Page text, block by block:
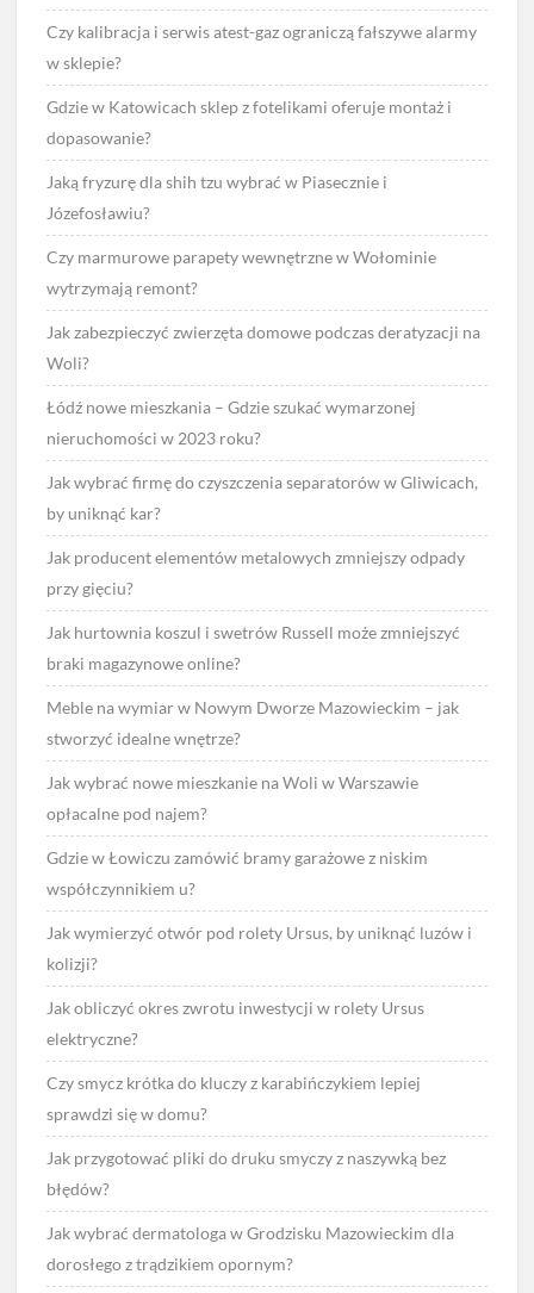
Czy kalibracja i serwis atest-gaz ograniczą fałszywe alarmy
w sklepie?
Gdzie w Katowicach sklep z fotelikami oferuje montaż i
dopasowanie?
Jaką fryzurę dla shih tzu wybrać w Piasecznie i
Józefosławiu?
Czy marmurowe parapety wewnętrzne w Wołominie
wytrzymają remont?
Jak zabezpieczyć zwierzęta domowe podczas deratyzacji na
Woli?
Łódź nowe mieszkania – Gdzie szukać wymarzonej
nieruchomości w 2023 roku?
Jak wybrać firmę do czyszczenia separatorów w Gliwicach,
by uniknąć kar?
Jak producent elementów metalowych zmniejszy odpady
przy gięciu?
Jak hurtownia koszul i swetrów Russell może zmniejszyć
braki magazynowe online?
Meble na wymiar w Nowym Dworze Mazowieckim – jak
stworzyć idealne wnętrze?
Jak wybrać nowe mieszkanie na Woli w Warszawie
opłacalne pod najem?
Gdzie w Łowiczu zamówić bramy garażowe z niskim
współczynnikiem u?
Jak wymierzyć otwór pod rolety Ursus, by uniknąć luzów i
kolizji?
Jak obliczyć okres zwrotu inwestycji w rolety Ursus
elektryczne?
Czy smycz krótka do kluczy z karabińczykiem lepiej
sprawdzi się w domu?
Jak przygotować pliki do druku smyczy z naszywką bez
błędów?
Jak wybrać dermatologa w Grodzisku Mazowieckim dla
dorosłego z trądzikiem opornym?